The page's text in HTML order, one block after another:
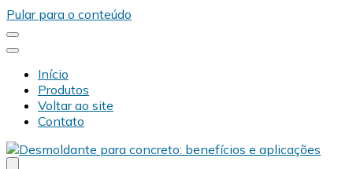
Pular para o conteúdo
Início
Produtos
Voltar ao site
Contato